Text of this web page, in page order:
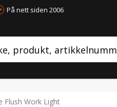
På nett siden 2006
Flush Work Light